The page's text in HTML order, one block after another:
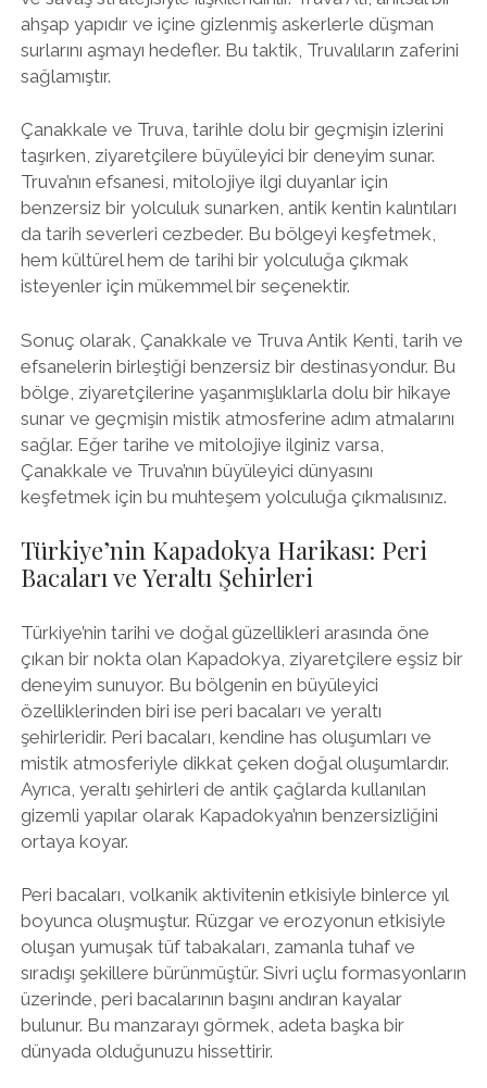
ahşap yapıdır ve içine gizlenmiş askerlerle düşman
surlarını aşmayı hedefler. Bu taktik, Truvalıların zaferini
sağlamıştır.
Çanakkale ve Truva, tarihle dolu bir geçmişin izlerini
taşırken, ziyaretçilere büyüleyici bir deneyim sunar.
Truva’nın efsanesi, mitolojiye ilgi duyanlar için
benzersiz bir yolculuk sunarken, antik kentin kalıntıları
da tarih severleri cezbeder. Bu bölgeyi keşfetmek,
hem kültürel hem de tarihi bir yolculuğa çıkmak
isteyenler için mükemmel bir seçenektir.
Sonuç olarak, Çanakkale ve Truva Antik Kenti, tarih ve
efsanelerin birleştiği benzersiz bir destinasyondur. Bu
bölge, ziyaretçilerine yaşanmışlıklarla dolu bir hikaye
sunar ve geçmişin mistik atmosferine adım atmalarını
sağlar. Eğer tarihe ve mitolojiye ilginiz varsa,
Çanakkale ve Truva’nın büyüleyici dünyasını
keşfetmek için bu muhteşem yolculuğa çıkmalısınız.
Türkiye’nin Kapadokya Harikası: Peri
Bacaları ve Yeraltı Şehirleri
Türkiye’nin tarihi ve doğal güzellikleri arasında öne
çıkan bir nokta olan Kapadokya, ziyaretçilere eşsiz bir
deneyim sunuyor. Bu bölgenin en büyüleyici
özelliklerinden biri ise peri bacaları ve yeraltı
şehirleridir. Peri bacaları, kendine has oluşumları ve
mistik atmosferiyle dikkat çeken doğal oluşumlardır.
Ayrıca, yeraltı şehirleri de antik çağlarda kullanılan
gizemli yapılar olarak Kapadokya’nın benzersizliğini
ortaya koyar.
Peri bacaları, volkanik aktivitenin etkisiyle binlerce yıl
boyunca oluşmuştur. Rüzgar ve erozyonun etkisiyle
oluşan yumuşak tüf tabakaları, zamanla tuhaf ve
sıradışı şekillere bürünmüştür. Sivri uçlu formasyonların
üzerinde, peri bacalarının başını andıran kayalar
bulunur. Bu manzarayı görmek, adeta başka bir
dünyada olduğunuzu hissettirir.